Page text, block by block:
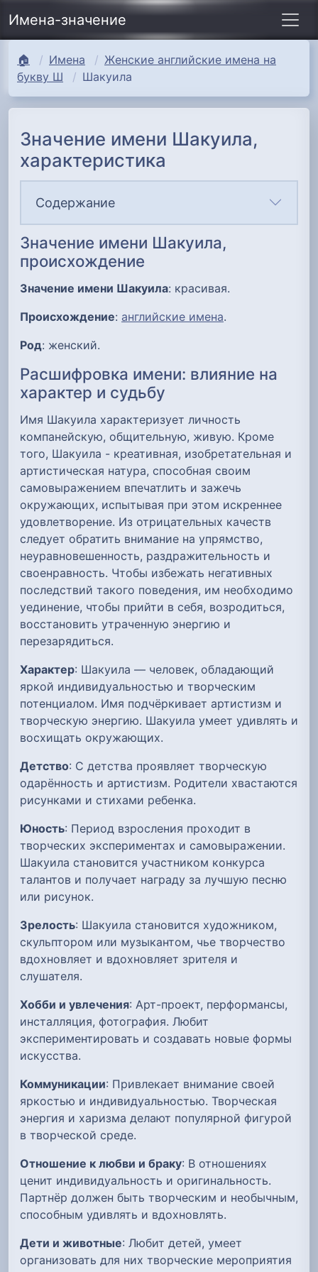
Имена-значение
🏠 Имена
Женские английские имена на
букву Ш
Шакуила
Значение имени Шакуила,
характеристика
Содержание
Значение имени Шакуила,
происхождение
Значение имени Шакуила: красивая.
Происхождение: английские имена.
Род: женский.
Расшифровка имени: влияние на
характер и судьбу
Имя Шакуила характеризует личность
компанейскую, общительную, живую. Кроме
того, Шакуила - креативная, изобретательная и
артистическая натура, способная своим
самовыражением впечатлить и зажечь
окружающих, испытывая при этом искреннее
удовлетворение. Из отрицательных качеств
следует обратить внимание на упрямство,
неуравновешенность, раздражительность и
своенравность. Чтобы избежать негативных
последствий такого поведения, им необходимо
уединение, чтобы прийти в себя, возродиться,
восстановить утраченную энергию и
перезарядиться.
Характер: Шакуила — человек, обладающий
яркой индивидуальностью и творческим
потенциалом. Имя подчёркивает артистизм и
творческую энергию. Шакуила умеет удивлять и
восхищать окружающих.
Детство: С детства проявляет творческую
одарённость и артистизм. Родители хвастаются
рисунками и стихами ребенка.
Юность: Период взросления проходит в
творческих экспериментах и самовыражении.
Шакуила становится участником конкурса
талантов и получает награду за лучшую песню
или рисунок.
Зрелость: Шакуила становится художником,
скульптором или музыкантом, чье творчество
вдохновляет и вдохновляет зрителя и
слушателя.
Хобби и увлечения: Арт-проект, перформансы,
инсталляция, фотография. Любит
экспериментировать и создавать новые формы
искусства.
Коммуникации: Привлекает внимание своей
яркостью и индивидуальностью. Творческая
энергия и харизма делают популярной фигурой
в творческой среде.
Отношение к любви и браку: В отношениях
ценит индивидуальность и оригинальность.
Партнёр должен быть творческим и необычным,
способным удивлять и вдохновлять.
Дети и животные: Любит детей, умеет
организовать для них творческие мероприятия